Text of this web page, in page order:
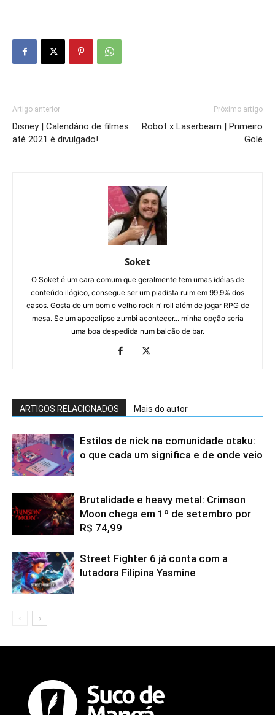
Artigo anterior
Disney | Calendário de filmes
até 2021 é divulgado!
Próximo artigo
Robot x Laserbeam | Primeiro
Gole
Soket
O Soket é um cara comum que geralmente tem umas idéias de
conteúdo ilógico, consegue ser um piadista ruim em 99,9% dos
casos. Gosta de um bom e velho rock n’ roll além de jogar RPG de
mesa. Se um apocalipse zumbi acontecer... minha opção seria
uma boa despedida num balcão de bar.
ARTIGOS RELACIONADOS Mais do autor
Estilos de nick na comunidade otaku:
o que cada um significa e de onde veio
Brutalidade e heavy metal: Crimson
Moon chega em 1º de setembro por
R$ 74,99
Street Fighter 6 já conta com a
lutadora Filipina Yasmine